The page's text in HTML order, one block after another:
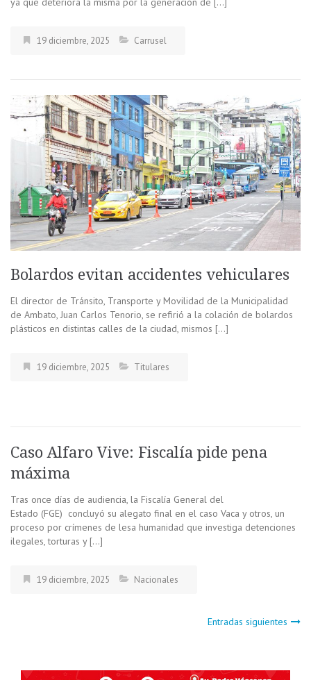
19 diciembre, 2025 Carrusel
Bolardos evitan accidentes vehiculares
El director de Tránsito, Transporte y Movilidad de la Municipalidad
de Ambato, Juan Carlos Tenorio, se refirió a la colación de bolardos
plásticos en distintas calles de la ciudad, mismos […]
19 diciembre, 2025 Titulares
Caso Alfaro Vive: Fiscalía pide pena
máxima
Tras once días de audiencia, la Fiscalía General del
Estado (FGE) concluyó su alegato final en el caso Vaca y otros, un
proceso por crímenes de lesa humanidad que investiga detenciones
ilegales, torturas y […]
19 diciembre, 2025 Nacionales
de
Entradas siguientes